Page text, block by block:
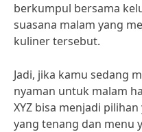
berkumpul bersama
suasana malam yang
kuliner tersebut.
Jadi, jika kamu sedang
nyaman untuk malam
XYZ bisa menjadi
yang tenang dan menu